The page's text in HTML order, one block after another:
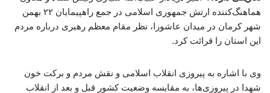
هماهنگ‌کننده ارتش جمهوری اسلامی در جمع راهپیمایان ٢٢ بهمن
شهر کرمان در میدان عاشورا، نظر مقام معظم رهبری درباره مردم
این استان را قرائت کرد.
وی با اشاره به پیروزی انقلاب اسلامی و نقش مردم و برکت خون
شهدا در پیروزی‌ها، به مقایسه وضعیت کشور قبل و بعد از انقلاب